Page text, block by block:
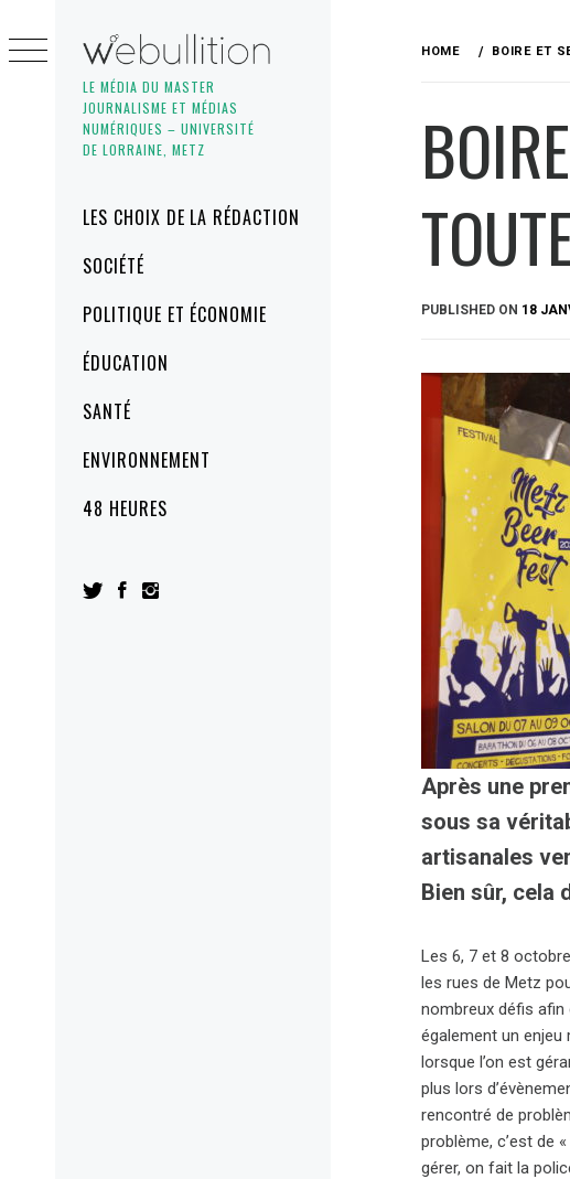
LE MÉDIA DU MASTER
JOURNALISME ET MÉDIAS
NUMÉRIQUES – UNIVERSITÉ
DE LORRAINE, METZ
MenuLES CHOIX DE LA RÉDACTION
SOCIÉTÉ
POLITIQUE ET ÉCONOMIE
ÉDUCATION
SANTÉ
ENVIRONNEMENT
48 HEURES
to
content
HOME BOIRE ET
PUBLISHED ON 18
Après une
sous sa
artisanales
Bien sûr, cela
Les 6, 7 et 8
les rues de Metz
nombreux défis afin
également un enjeu
lorsque l’on est
plus lors
rencontré de
problème, c’est de
gérer, on fait la